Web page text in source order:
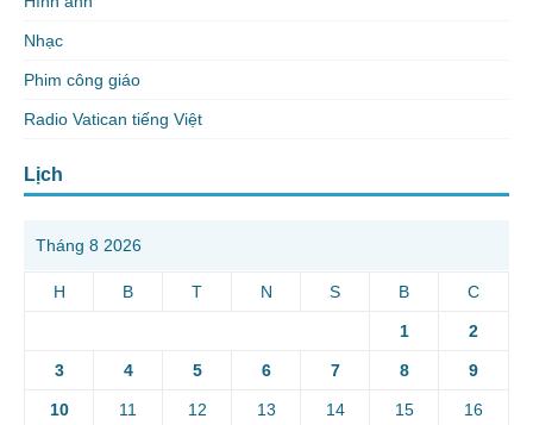
Nhạc
Phim công giáo
Radio Vatican tiếng Việt
Lịch
Tháng 8 2026
H B T N S B C
1 2
3 4 5 6 7 8 9
10 11 12 13 14 15 16